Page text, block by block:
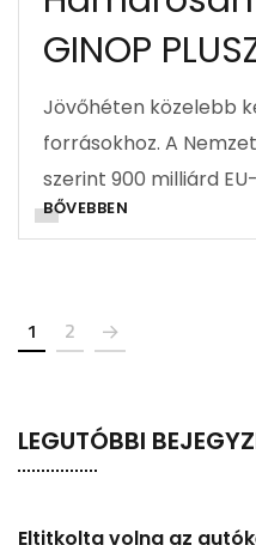
GINOP
Jövőhéten közelebb
forrásokhoz. A
szerint 900 milliárd
BŐVEBBEN
1 2
LEGUTÓBBI
Eltitkolta volna az